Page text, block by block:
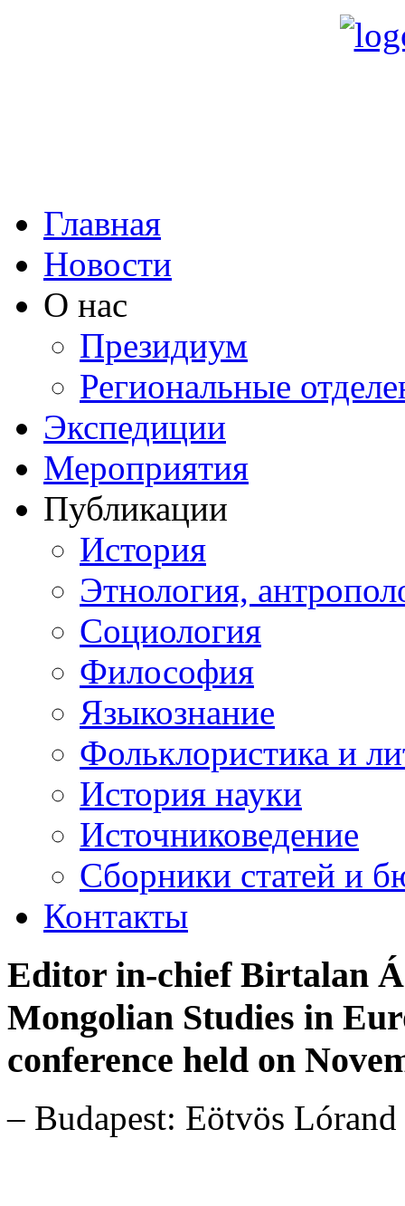
Главная
Новости
О нас
Президиум
Региональные
Экспедиции
Мероприятия
Публикации
История
Этнология,
Социология
Философия
Языкознание
Фольклористика и
История науки
Источниковедение
Cборники статей и
Контакты
Editor in-chief Birtalan
Mongolian Studies in
conference held on
– Budapest: Eötvös